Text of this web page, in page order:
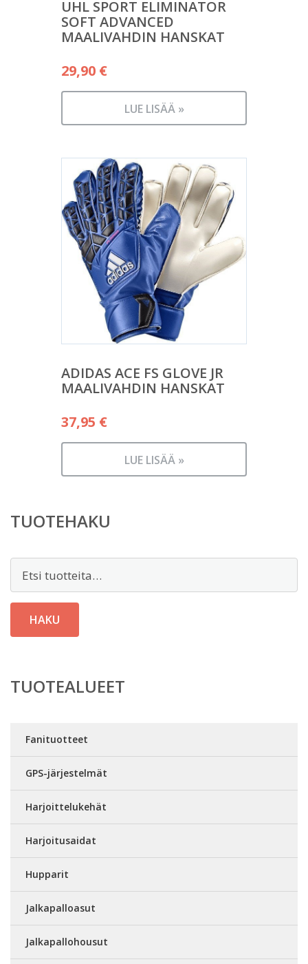
UHL SPORT ELIMINATOR
SOFT ADVANCED
MAALIVAHDIN HANSKAT
29,90 €
LUE LISÄÄ »
ADIDAS ACE FS GLOVE JR
MAALIVAHDIN HANSKAT
37,95 €
LUE LISÄÄ »
TUOTEHAKU
HAKU
TUOTEALUEET
Fanituotteet
GPS-järjestelmät
Harjoittelukehät
Harjoitusaidat
Hupparit
Jalkapalloasut
Jalkapallohousut